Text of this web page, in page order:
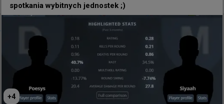
Kiedy turniej PUBG Mobile odbywa się tuż obok
otwartych kwalifikacji w CS-a na EWC 🔊😲
spotkania wybitnych jednostek ;)
+4